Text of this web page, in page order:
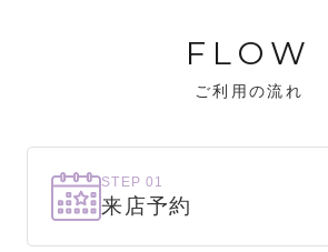
FLOW
ご利用の流れ
STEP 01
来店予約